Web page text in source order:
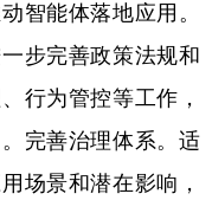
北 山西
海 江苏
建 江西
智能体落地应用。
步完善政策法规和
行为管控等工作，
完善治理体系。适
场景和潜在影响，